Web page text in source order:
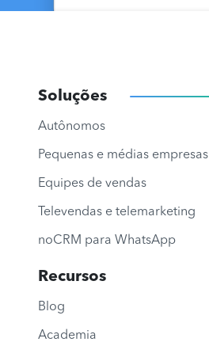
Soluções
Autônomos
Pequenas e médias empresas
Equipes de vendas
Televendas e telemarketing
noCRM para WhatsApp
Recursos
Blog
Academia